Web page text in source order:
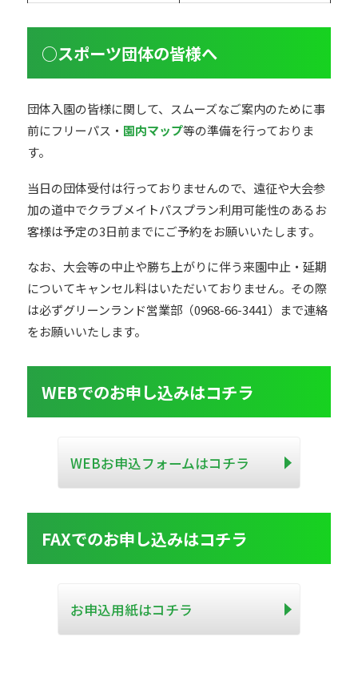
○スポーツ団体の皆様へ
団体入園の皆様に関して、スムーズなご案内のために事
前にフリーパス・ 園内マップ等の準備を行っておりま
す。
当日の団体受付は行っておりませんので、遠征や大会参
加の道中でクラブメイトパスプラン利用可能性のあるお
客様は予定の3日前までにご予約をお願いいたします。
なお、大会等の中止や勝ち上がりに伴う来園中止・延期
についてキャンセル料はいただいておりません。その際
は必ずグリーンランド営業部（0968-66-3441）まで連絡
をお願いいたします。
WEBでのお申し込みはコチラ
WEBお申込フォームはコチラ
FAXでのお申し込みはコチラ
お申込用紙はコチラ